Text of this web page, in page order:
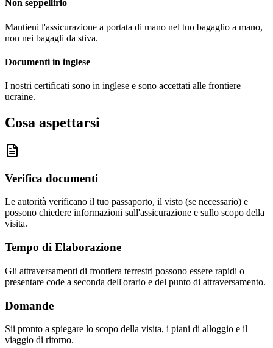
Non seppellirlo
Mantieni l'assicurazione a portata di mano nel tuo bagaglio a mano,
non nei bagagli da stiva.
Documenti in inglese
I nostri certificati sono in inglese e sono accettati alle frontiere
ucraine.
Cosa aspettarsi
Verifica documenti
Le autorità verificano il tuo passaporto, il visto (se necessario) e
possono chiedere informazioni sull'assicurazione e sullo scopo della
visita.
Tempo di Elaborazione
Gli attraversamenti di frontiera terrestri possono essere rapidi o
presentare code a seconda dell'orario e del punto di attraversamento.
Domande
Sii pronto a spiegare lo scopo della visita, i piani di alloggio e il
viaggio di ritorno.